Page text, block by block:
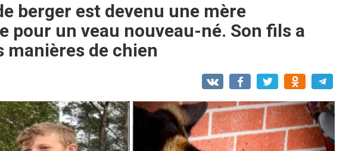
berger est devenu une mère
pour un veau nouveau-né. Son fils a
manières de chien